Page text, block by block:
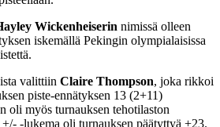
Wickenheiserin nimissä olleen
iskemällä Pekingin olympialaisissa
valittiin Claire Thompson, joka rikkoi
piste-ennätyksen 13 (2+11)
oli myös turnauksen tehotilaston
-lukema oli turnauksen päätyttyä +23.